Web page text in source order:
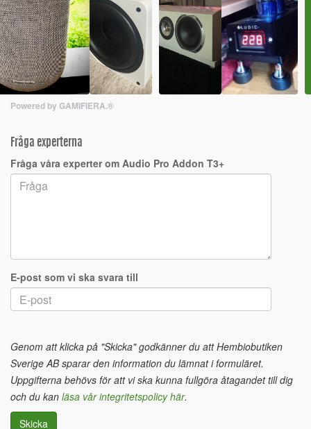
Powered by GAMIFIERA.®
Fråga experterna
Fråga våra experter om Audio Pro Addon T3+
E-post som vi ska svara till
Genom att klicka på "Skicka" godkänner du att Hembiobutiken
Sverige AB sparar den information du lämnat i formuläret.
Uppgifterna behövs för att vi ska kunna fullgöra åtagandet till dig
och du kan läsa vår integritetspolicy här.
Skicka